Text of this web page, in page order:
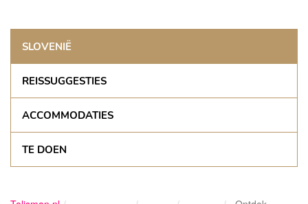
SLOVENIË
REISSUGGESTIES
ACCOMMODATIES
TE DOEN